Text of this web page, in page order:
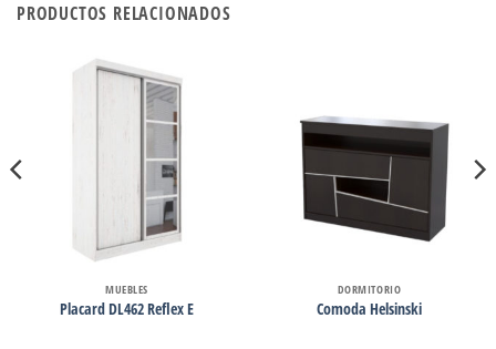
PRODUCTOS RELACIONADOS
MUEBLES
Placard DL462 Reflex E
DORMITORIO
Comoda Helsinski